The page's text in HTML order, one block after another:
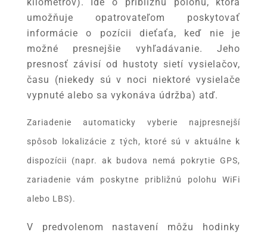
umožňuje opatrovateľom poskytovať
informácie o pozícii dieťaťa, keď nie je
možné presnejšie vyhľadávanie. Jeho
presnosť závisí od hustoty sietí vysielačov,
času (niekedy sú v noci niektoré vysielače
vypnuté alebo sa vykonáva údržba) atď.
Zariadenie automaticky vyberie najpresnejší
spôsob lokalizácie z tých, ktoré sú v aktuálne k
dispozícii (napr. ak budova nemá pokrytie GPS,
zariadenie vám poskytne približnú polohu WiFi
alebo LBS).
V predvolenom nastavení môžu hodinky